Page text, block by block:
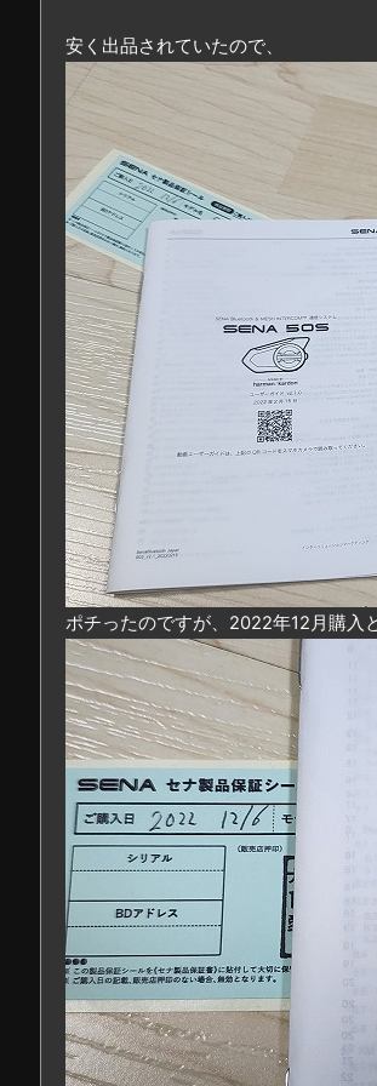
安く出品されていたので、
ポチったのですが、2022年12月購入